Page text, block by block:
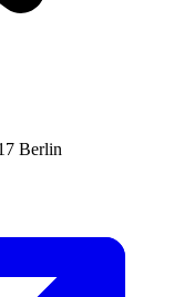
Berlin